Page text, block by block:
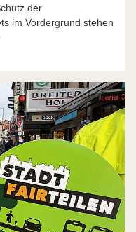
der
im Vordergrund stehen